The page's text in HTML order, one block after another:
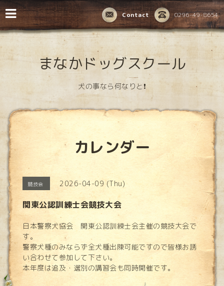
0296-49-8654
Contact
まなかドッグスクール
犬の事なら何なりと❗️
カレンダー
競技会 2026-04-09 (Thu)
関東公認訓練士会競技大会
日本警察犬協会 関東公認訓練士会主催の競技大会で
す。
警察犬種のみならず全犬種出陳可能ですので皆様お誘
い合わせて参加して下さい。
本年度は追及・選別の講習会も同時開催です。